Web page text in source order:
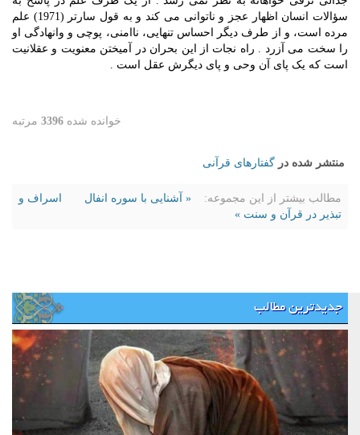
سؤالات انسان اظهار عجز و ناتوانی می کند و به قول سارتر (1971) علم
مرده است، و از طرف دیگر احساس تنهایی، ناامنی، پوچی و وانهادگی او
را سخت می آزرد . راه نجات از این بحران در آمیختن معنویت و عقلانیت
است که یک پای آن وحی و پای دیگرش عقل است .
خوانده شده 3396 مرتبه
منتشر شده در گفتارهای قرآنی
مطالب بیشتر از این مجموعه: « آشنایی با سوره انفال
اسراف و
تبذير در قرآن و سنت »
جدیدترین مطالب